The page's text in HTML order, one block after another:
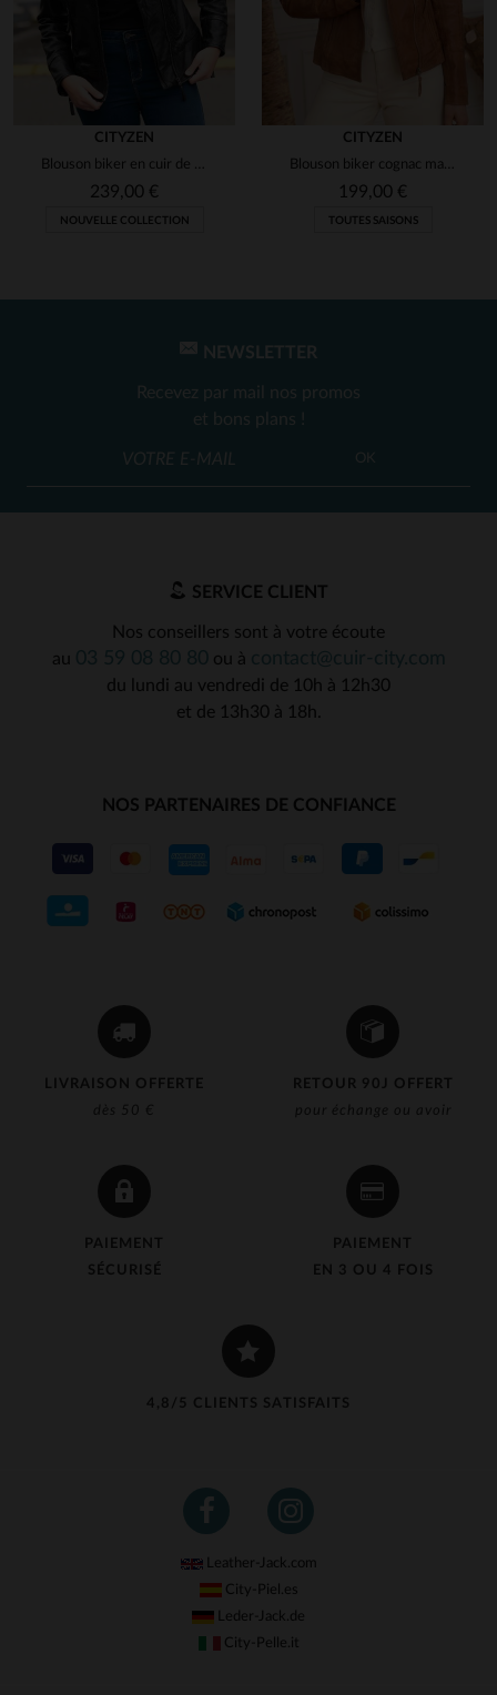
CITYZEN
Blouson biker en cuir de mouton noir vieilli, le Texas CZ Black.
239,00 €
NOUVELLE COLLECTION
CITYZEN
Blouson biker cognac marbré. Léger, ajusté, pour un style mi-saison.
199,00 €
TOUTES SAISONS
LIVRAISON OFFERTE
dès 50 €
RETOUR 90J OFFERT
pour échange ou avoir
PAIEMENT
SÉCURISÉ
PAIEMENT
EN 3 OU 4 FOIS
4,8/5 CLIENTS SATISFAITS
NEWSLETTER
Recevez par mail nos promos
et bons plans !
OK
SERVICE CLIENT
Nos conseillers sont à votre écoute
au
ou à
du lundi au vendredi de 10h à 12h30
et de 13h30 à 18h.
NOS PARTENAIRES DE CONFIANCE
Leather-Jack.com
City-Piel.es
Leder-Jack.de
City-Pelle.it